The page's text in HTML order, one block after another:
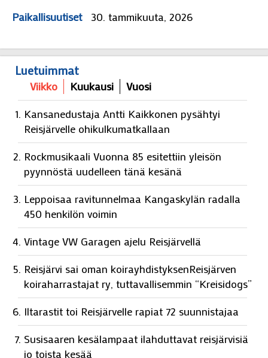
Paikallisuutiset 30. tammikuuta, 2026
Luetuimmat
Viikko Kuukausi
Vuosi
Kansanedustaja Antti Kaikkonen pysähtyi
Reisjärvelle ohikulkumatkallaan
Rockmusikaali Vuonna 85 esitettiin yleisön
pyynnöstä uudelleen tänä kesänä
Leppoisaa ravitunnelmaa Kangaskylän radalla
450 henkilön voimin
Vintage VW Garagen ajelu Reisjärvellä
Reisjärvi sai oman koirayhdistyksenReisjärven
koiraharrastajat ry, tuttavallisemmin “Kreisidogs”
Iltarastit toi Reisjärvelle rapiat 72 suunnistajaa
Susisaaren kesälampaat ilahduttavat reisjärvisiä
jo toista kesää